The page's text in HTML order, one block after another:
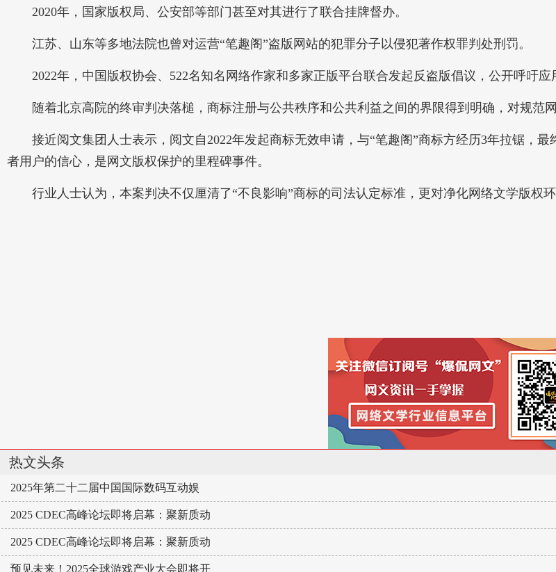
2020年，国家版权局、公安部等部门甚至对其进行了联合挂牌督办。
江苏、山东等多地法院也曾对运营“笔趣阁”盗版网站的犯罪分子以侵犯著作权罪判处刑罚。
2022年，中国版权协会、522名知名网络作家和多家正版平台联合发起反盗版倡议，公开呼吁应
随着北京高院的终审判决落槌，商标注册与公共秩序和公共利益之间的界限得到明确，对规范
接近阅文集团人士表示，阅文自2022年发起商标无效申请，与“笔趣阁”商标方经历3年拉锯，最
者用户的信心，是网文版权保护的里程碑事件。
行业人士认为，本案判决不仅厘清了“不良影响”商标的司法认定标准，更对净化网络文学版权环
热文头条
2025年第二十二届中国国际数码互动娱
2025 CDEC高峰论坛即将启幕：聚新质动
2025 CDEC高峰论坛即将启幕：聚新质动
预见未来！2025全球游戏产业大会即将开